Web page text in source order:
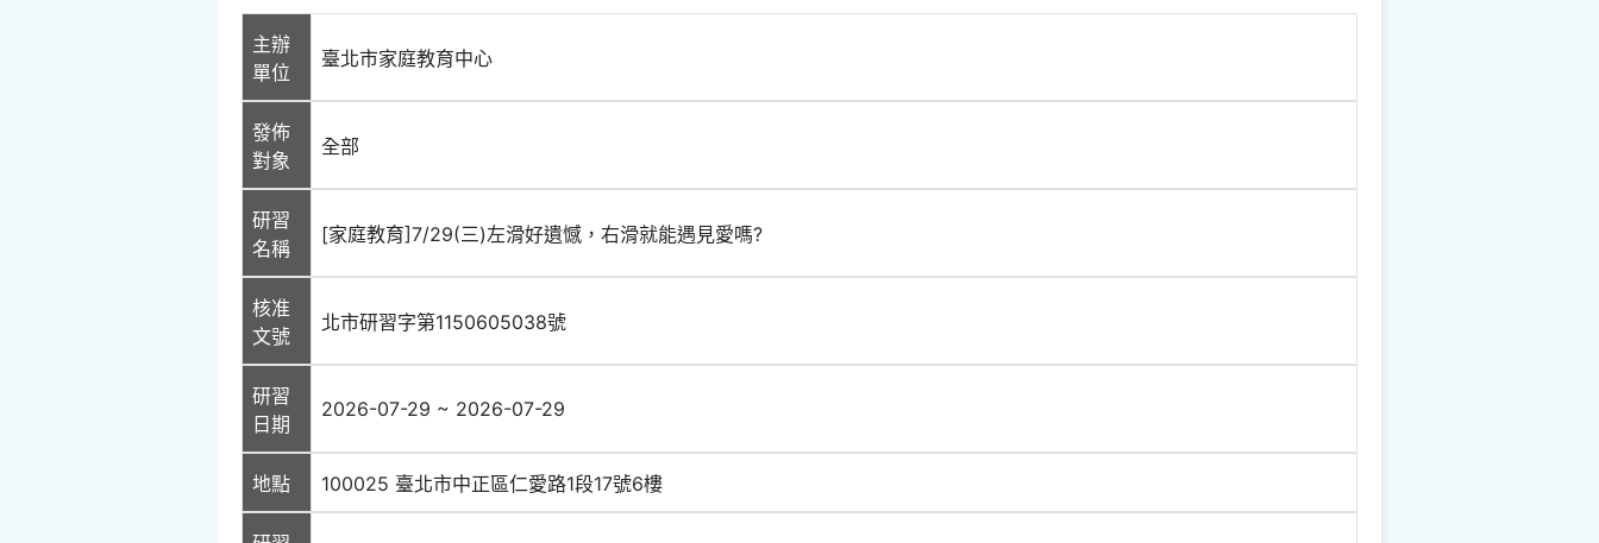
主辦
單位
臺北市家庭教育中心
發佈
對象
全部
研習
名稱
[家庭教育]7/29(三)左滑好遺憾，右滑就能遇見愛嗎?
核准
文號
北市研習字第1150605038號
研習
日期
2026-07-29 ~ 2026-07-29
地點 100025 臺北市中正區仁愛路1段17號6樓